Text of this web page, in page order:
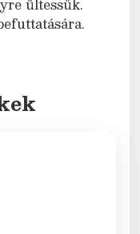
ültessük.